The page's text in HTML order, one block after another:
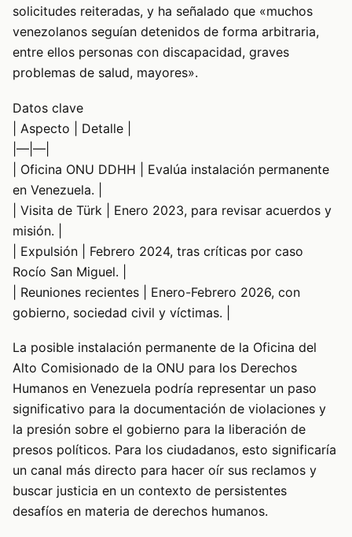
solicitudes reiteradas, y ha señalado que «muchos
venezolanos seguían detenidos de forma arbitraria,
entre ellos personas con discapacidad, graves
problemas de salud, mayores».
Datos clave
| Aspecto | Detalle |
|—|—|
| Oficina ONU DDHH | Evalúa instalación permanente
en Venezuela. |
| Visita de Türk | Enero 2023, para revisar acuerdos y
misión. |
| Expulsión | Febrero 2024, tras críticas por caso
Rocío San Miguel. |
| Reuniones recientes | Enero-Febrero 2026, con
gobierno, sociedad civil y víctimas. |
La posible instalación permanente de la Oficina del
Alto Comisionado de la ONU para los Derechos
Humanos en Venezuela podría representar un paso
significativo para la documentación de violaciones y
la presión sobre el gobierno para la liberación de
presos políticos. Para los ciudadanos, esto significaría
un canal más directo para hacer oír sus reclamos y
buscar justicia en un contexto de persistentes
desafíos en materia de derechos humanos.